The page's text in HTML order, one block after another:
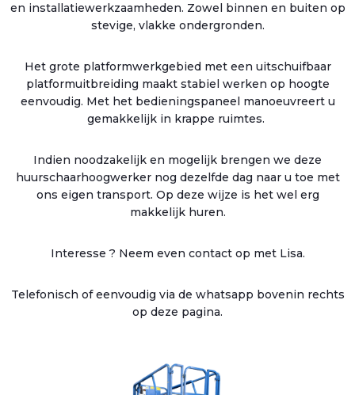
en installatiewerkzaamheden. Zowel binnen en buiten op
stevige, vlakke ondergronden.
Het grote platformwerkgebied met een uitschuifbaar
platformuitbreiding maakt stabiel werken op hoogte
eenvoudig. Met het bedieningspaneel manoeuvreert u
gemakkelijk in krappe ruimtes.
Indien noodzakelijk en mogelijk brengen we deze
huurschaarhoogwerker nog dezelfde dag naar u toe met
ons eigen transport. Op deze wijze is het wel erg
makkelijk huren.
Interesse ? Neem even contact op met Lisa.
Telefonisch of eenvoudig via de whatsapp bovenin rechts
op deze pagina.